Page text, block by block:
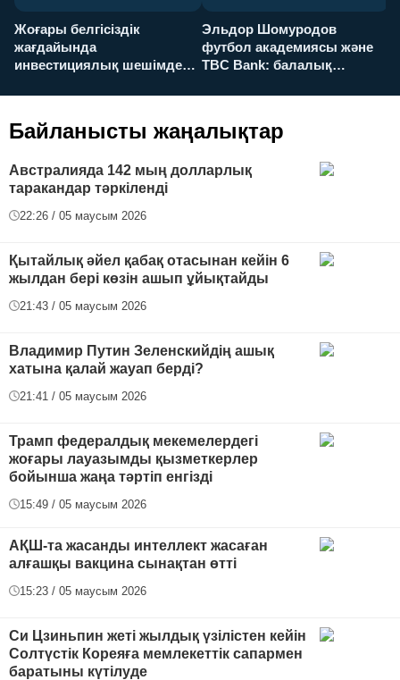
Жоғары белгісіздік
жағдайында
инвестициялық шешімдер
Эльдор Шомуродов
футбол академиясы және
TBC Bank: балалық
Байланысты жаңалықтар
Австралияда 142 мың долларлық
таракандар тәркіленді
22:26 / 05 маусым 2026
Қытайлық әйел қабақ отасынан кейін 6
жылдан бері көзін ашып ұйықтайды
21:43 / 05 маусым 2026
Владимир Путин Зеленскийдің ашық
хатына қалай жауап берді?
21:41 / 05 маусым 2026
Трамп федералдық мекемелердегі
жоғары лауазымды қызметкерлер
бойынша жаңа тәртіп енгізді
15:49 / 05 маусым 2026
АҚШ-та жасанды интеллект жасаған
алғашқы вакцина сынақтан өтті
15:23 / 05 маусым 2026
Си Цзиньпин жеті жылдық үзілістен кейін
Солтүстік Кореяға мемлекеттік сапармен
баратыны күтілуде